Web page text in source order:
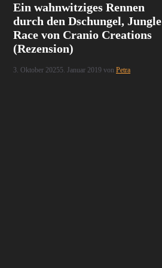
Ein wahnwitziges Rennen
durch den Dschungel, Jungle
Race von Cranio Creations
(Rezension)
3. Oktober 20255. Januar 2019 vonPetra